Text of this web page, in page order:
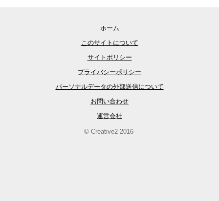
ホーム
このサイトについて
サイトポリシー
プライバシーポリシー
パーソナルデータの外部送信について
お問い合わせ
運営会社
© Creative2 2016-